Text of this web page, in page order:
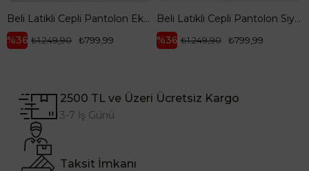
Beli Latikli Cepli Pantolon Ekru 26YT209
%36
₺799,99
₺1.249,90
Beli Latikli Cepli Pantolon Siyah 26YT209
%36
₺799,99
₺1.249,90
2500 TL ve Üzeri Ücretsiz Kargo
3-7 İş Günü
Taksit İmkanı